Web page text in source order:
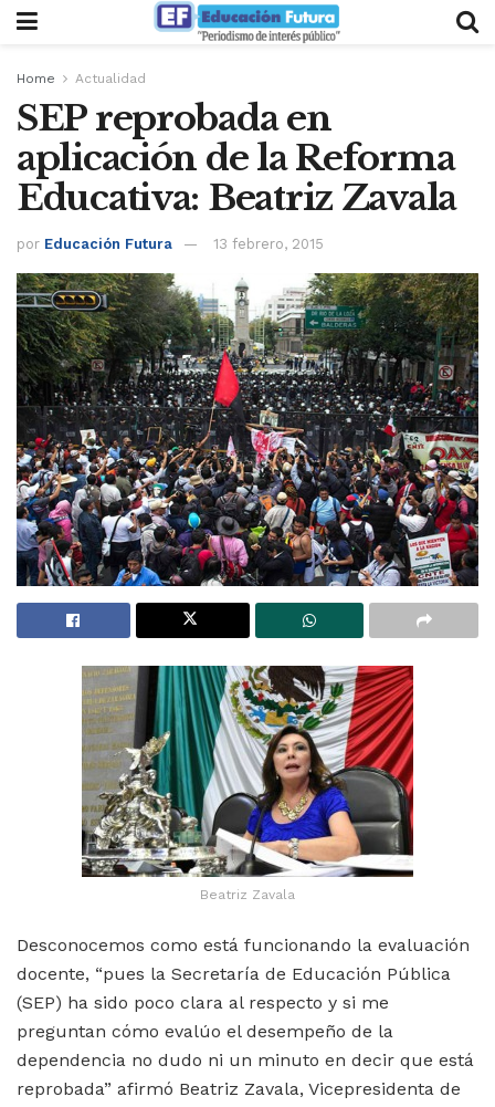
Home Actualidad
SEP reprobada en
aplicación de la Reforma
Educativa: Beatriz Zavala
por Educación Futura 13 febrero, 2015
Beatriz Zavala
Desconocemos como está funcionando la evaluación
docente, “pues la Secretaría de Educación Pública
(SEP) ha sido poco clara al respecto y si me
preguntan cómo evalúo el desempeño de la
dependencia no dudo ni un minuto en decir que está
reprobada” afirmó Beatriz Zavala, Vicepresidenta de